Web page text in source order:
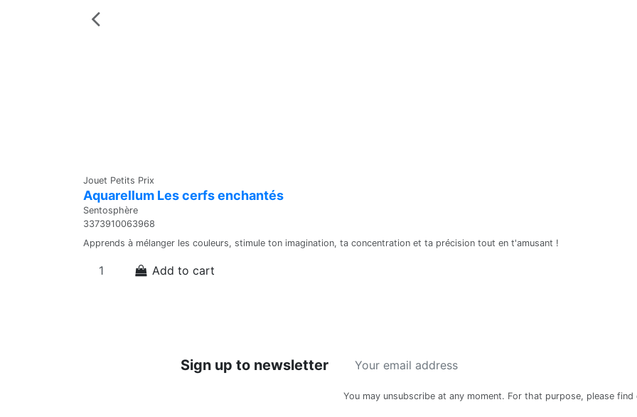
Jouet Petits Prix
Aquarellum Les cerfs enchantés
Sentosphère
3373910063968
Apprends à mélanger les couleurs, stimule ton imagination, ta concentration et ta précision tout en t'amusant !
Add to cart
Sign up to newsletter
You may unsubscribe at any moment. For that purpose, please